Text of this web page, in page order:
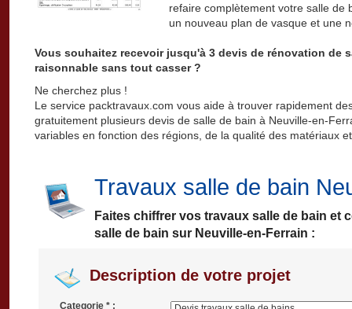
refaire complètement votre salle de
un nouveau plan de vasque et une
Vous souhaitez recevoir jusqu'à 3 devis de rénovation de
raisonnable sans tout casser ?
Ne cherchez plus !
Le service packtravaux.com vous aide à trouver rapidement
gratuitement plusieurs devis de salle de bain à Neuville-en-
variables en fonction des régions, de la qualité des matériaux
Travaux salle de bain
Faites chiffrer vos travaux salle de bain et
salle de bain sur Neuville-en-Ferrain :
Description de votre projet
Categorie * :